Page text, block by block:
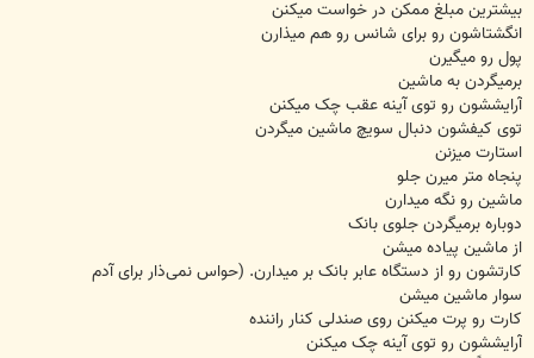
بيشترين مبلغ ممکن در خواست ميکنن
انگشتاشون رو برای شانس رو هم ميذارن
پول رو ميگيرن
برميگردن به ماشين
آرايششون رو توی آينه عقب چک ميکنن
توی کيفشون دنبال سويچ ماشين ميگردن
استارت ميزنن
پنجاه متر ميرن جلو
ماشين رو نگه ميدارن
دوباره برميگردن جلوی بانک
از ماشين پياده ميشن
کارتشون رو از دستگاه عابر بانک بر ميدارن. (حواس نمی‌ذار برای آدم
سوار ماشين ميشن
کارت رو پرت ميکنن روی صندلی کنار راننده
آرايششون رو توی آينه چک ميکنن